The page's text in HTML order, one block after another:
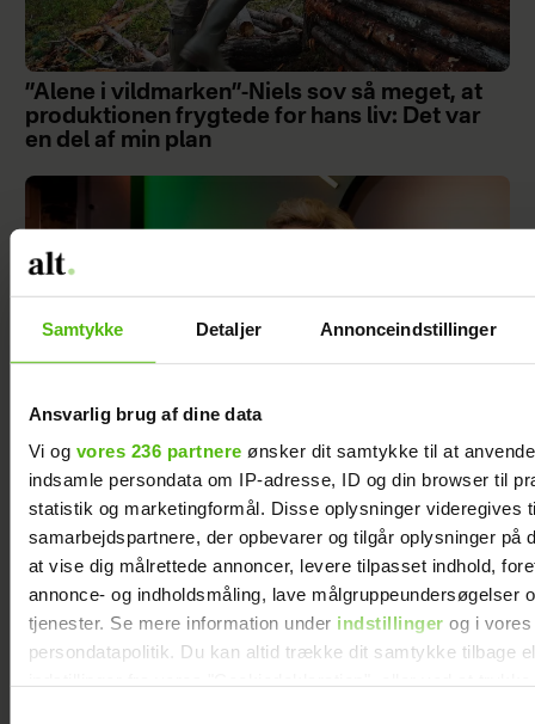
Samtykke Detaljer Annonceindstillinger
Ansvarlig brug af dine data
Vi og vores 236 partnere ønsker dit samtykke til at
indsamle persondata om IP-adresse, ID og din browser til
statistik og marketingformål. Disse oplysninger videregives
samarbejdspartnere, der opbevarer og tilgår oplysninger på
at vise dig målrettede annoncer, levere tilpasset indhold,
annonce- og indholdsmåling, lave målgruppeundersøgelser
tjenester. Se mere information under indstillinger og i vores
persondatapolitik. Du kan altid trække dit samtykke tilbage
”Alene i vildmarken”-Niels sov så meget, at
produktionen frygtede for hans liv: Det var
en del af min plan
Tine Gøtzsche om "Danmarks dummeste":
Jeg turde ikke selv